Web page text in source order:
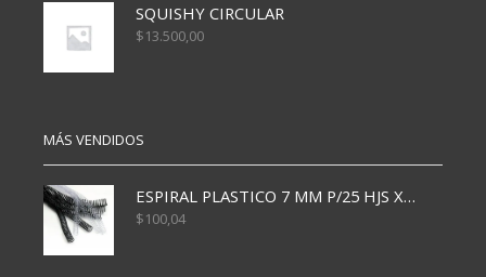
SQUISHY CIRCULAR
$13.500,00
MÁS VENDIDOS
ESPIRAL PLASTICO 7 MM P/25 HJS X50x3000
$100,04